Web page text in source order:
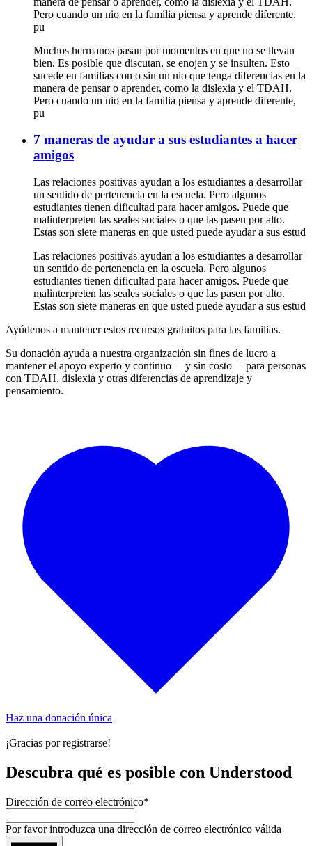
Pero cuando un nio en la familia piensa y aprende diferente,
pu
Muchos hermanos pasan por momentos en que no se llevan
bien. Es posible que discutan, se enojen y se insulten. Esto
sucede en familias con o sin un nio que tenga diferencias en la
manera de pensar o aprender, como la dislexia y el TDAH.
Pero cuando un nio en la familia piensa y aprende diferente,
pu
7 maneras de ayudar a sus estudiantes a hacer
amigos
Las relaciones positivas ayudan a los estudiantes a desarrollar
un sentido de pertenencia en la escuela. Pero algunos
estudiantes tienen dificultad para hacer amigos. Puede que
malinterpreten las seales sociales o que las pasen por alto.
Estas son siete maneras en que usted puede ayudar a sus estud
Las relaciones positivas ayudan a los estudiantes a desarrollar
un sentido de pertenencia en la escuela. Pero algunos
estudiantes tienen dificultad para hacer amigos. Puede que
malinterpreten las seales sociales o que las pasen por alto.
Estas son siete maneras en que usted puede ayudar a sus estud
Ayúdenos a mantener estos recursos gratuitos para las familias.
Su donación ayuda a nuestra organización sin fines de lucro a
mantener el apoyo experto y continuo —y sin costo— para personas
con TDAH, dislexia y otras diferencias de aprendizaje y
pensamiento.
Haz una donación única
¡Gracias por registrarse!
Descubra qué es posible con Understood
Dirección de correo electrónico*
Por favor introduzca una dirección de correo electrónico válida